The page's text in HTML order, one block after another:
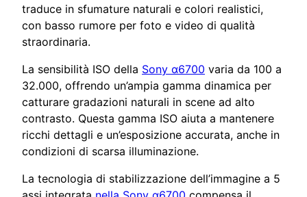
traduce in sfumature naturali e colori realistici,
con basso rumore per foto e video di qualità
straordinaria.
La sensibilità ISO della Sony α6700 varia da 100 a
32.000, offrendo un’ampia gamma dinamica per
catturare gradazioni naturali in scene ad alto
contrasto. Questa gamma ISO aiuta a mantenere
ricchi dettagli e un’esposizione accurata, anche in
condizioni di scarsa illuminazione.
La tecnologia di stabilizzazione dell’immagine a 5